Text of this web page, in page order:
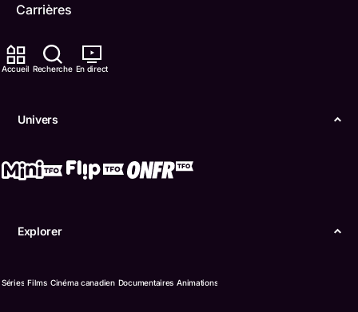
Accueil Recherche En direct
Univers
Explorer
Séries Films Cinéma canadien Documentaires Animations
Carrières
TFO Apprendre à la maison
Contactez-nous
ONFR
Boukili